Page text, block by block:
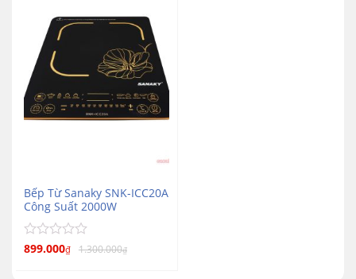
Bếp Từ Sanaky SNK-ICC20A
Công Suất 2000W
Được
899.000₫ 1.300.000₫